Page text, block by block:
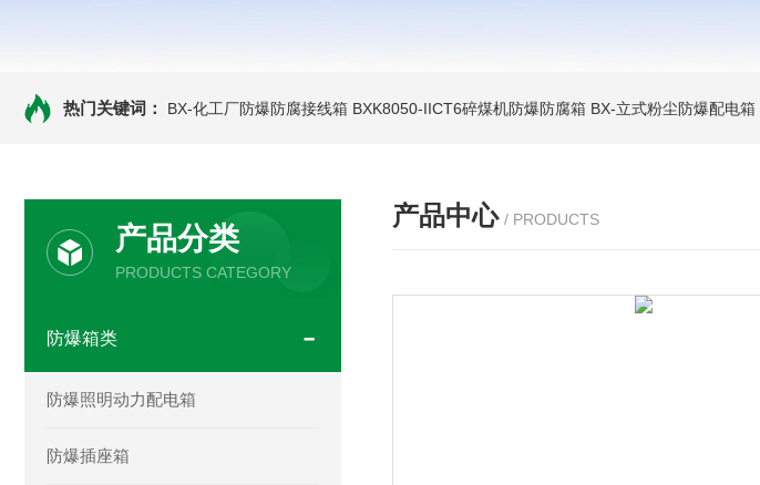
热门关键词： BX-化工厂防爆防腐接线箱 BXK8050-IICT6碎煤机防爆防腐箱 BX-立式粉尘防爆配电箱
产品分类
PRODUCTS CATEGORY
防爆箱类
防爆照明动力配电箱
防爆插座箱
产品中心 / PRODUCTS